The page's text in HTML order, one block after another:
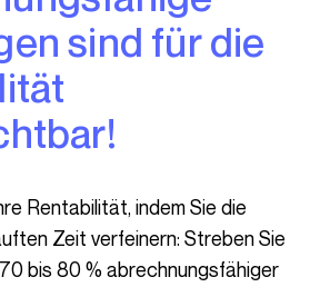
sind für die
Zeit verfeinern: Streben Sie
bis 80 % abrechnungsfähiger